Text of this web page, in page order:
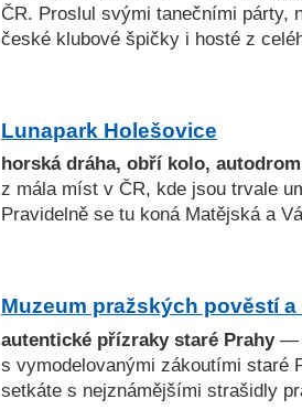
ČR. Proslul svými tanečními párty,
české klubové špičky i hosté z
Lunapark Holešovice
horská dráha, obří kolo,
z mála míst v ČR, kde jsou trvale
Pravidelně se tu koná Matějská a
Muzeum pražských pověstí
autentické přízraky staré Prahy—
s vymodelovanými zákoutími staré
setkáte s nejznámějšími strašidly